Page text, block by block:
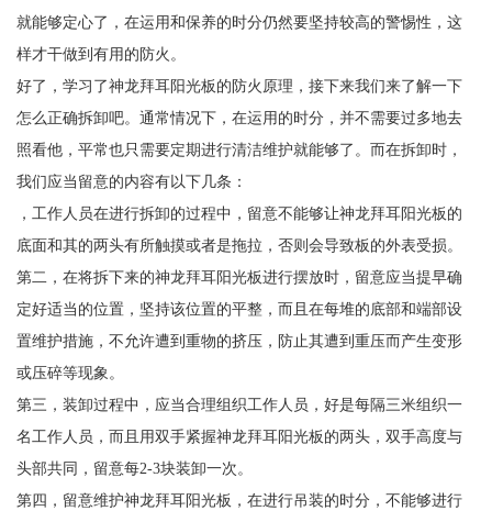
就能够定心了，在运用和保养的时分仍然要坚持较高的警惕性，这
样才干做到有用的防火。
好了，学习了神龙拜耳阳光板的防火原理，接下来我们来了解一下
怎么正确拆卸吧。通常情况下，在运用的时分，并不需要过多地去
照看他，平常也只需要定期进行清洁维护就能够了。而在拆卸时，
我们应当留意的内容有以下几条：
，工作人员在进行拆卸的过程中，留意不能够让神龙拜耳阳光板的
底面和其的两头有所触摸或者是拖拉，否则会导致板的外表受损。
第二，在将拆下来的神龙拜耳阳光板进行摆放时，留意应当提早确
定好适当的位置，坚持该位置的平整，而且在每堆的底部和端部设
置维护措施，不允许遭到重物的挤压，防止其遭到重压而产生变形
或压碎等现象。
第三，装卸过程中，应当合理组织工作人员，好是每隔三米组织一
名工作人员，而且用双手紧握神龙拜耳阳光板的两头，双手高度与
头部共同，留意每2-3块装卸一次。
第四，留意维护神龙拜耳阳光板，在进行吊装的时分，不能够进行